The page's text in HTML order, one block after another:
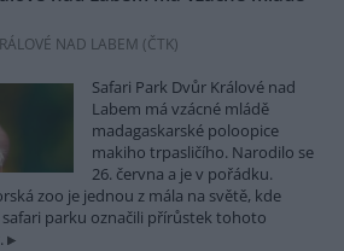
NAD LABEM (ČTK)
Safari Park Dvůr Králové nad
Labem má vzácné mládě
madagaskarské poloopice
makiho trpasličího. Narodilo se
26. června a je v pořádku.
zoo je jednou z mála na světě, kde
parku označili přírůstek tohoto